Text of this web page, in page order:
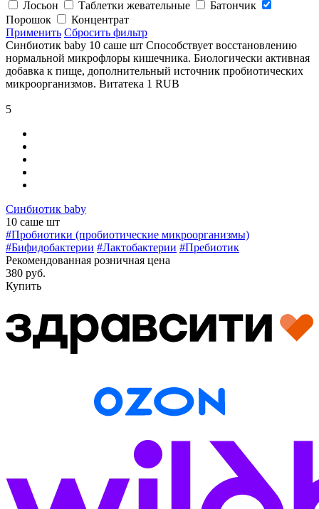
Лосьон Таблетки жевательные
Батончик
Порошок
Концентрат
Применить Сбросить фильтр
Синбиотик baby 10 саше шт Способствует восстановлению
нормальной микрофлоры кишечника. Биологически активная
добавка к пище, дополнительный источник пробиотических
микроорганизмов. Витатека 1 RUB
5
Синбиотик baby
10 саше шт
#Пробиотики (пробиотические микроорганизмы)
#Бифидобактерии #Лактобактерии #Пребиотик
Рекомендованная розничная цена
380 руб.
Купить